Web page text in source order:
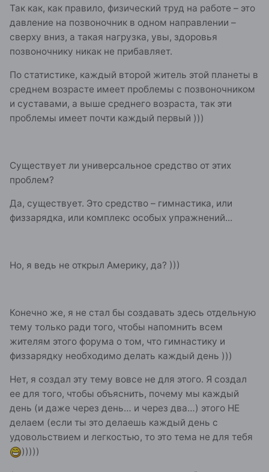
Так как, как правило, физический труд на работе – это
давление на позвоночник в одном направлении –
сверху вниз, а такая нагрузка, увы, здоровья
позвоночнику никак не прибавляет.
По статистике, каждый второй житель этой планеты в
среднем возрасте имеет проблемы с позвоночником
и суставами, а выше среднего возраста, так эти
проблемы имеет почти каждый первый )))
Существует ли универсальное средство от этих
проблем?
Да, существует. Это средство – гимнастика, или
физзарядка, или комплекс особых упражнений...
Но, я ведь не открыл Америку, да? )))
Конечно же, я не стал бы создавать здесь отдельную
тему только ради того, чтобы напомнить всем
жителям этого форума о том, что гимнастику и
физзарядку необходимо делать каждый день )))
Нет, я создал эту тему вовсе не для этого. Я создал
ее для того, чтобы объяснить, почему мы каждый
день (и даже через день… и через два…) этого НЕ
делаем (если ты это делаешь каждый день с
удовольствием и легкостью, то это тема не для тебя
)))))